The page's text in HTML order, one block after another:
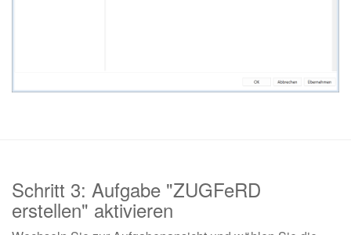
Schritt 3: Aufgabe "ZUGFeRD
erstellen" aktivieren